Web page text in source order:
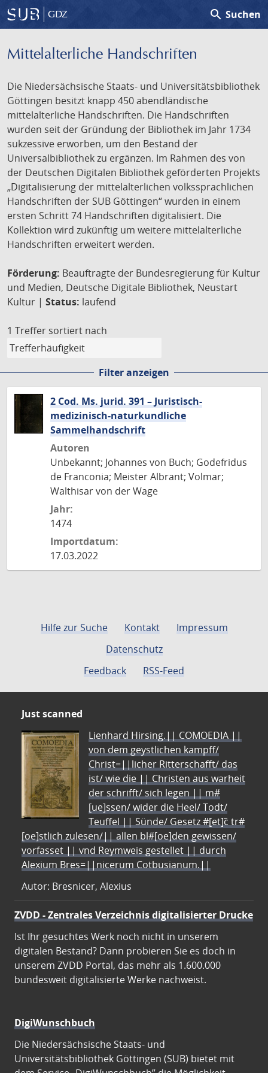
GDZ search Suchen
Mittelalterliche Handschriften
Die Niedersächsische Staats- und Universitätsbibliothek
Göttingen besitzt knapp 450 abendländische
mittelalterliche Handschriften. Die Handschriften
wurden seit der Gründung der Bibliothek im Jahr 1734
sukzessive erworben, um den Bestand der
Universalbibliothek zu ergänzen. Im Rahmen des von
der Deutschen Digitalen Bibliothek geförderten Projekts
„Digitalisierung der mittelalterlichen volkssprachlichen
Handschriften der SUB Göttingen“ wurden in einem
ersten Schritt 74 Handschriften digitalisiert. Die
Kollektion wird zukünftig um weitere mittelalterliche
Handschriften erweitert werden.
Förderung: Beauftragte der Bundesregierung für Kultur
und Medien, Deutsche Digitale Bibliothek, Neustart
Kultur | Status: laufend
1 Treffer sortiert nach
Filter anzeigen
2 Cod. Ms. jurid. 391 – Juristisch-
medizinisch-naturkundliche
Sammelhandschrift
Autoren
Unbekannt; Johannes von Buch; Godefridus
de Franconia; Meister Albrant; Volmar;
Walthisar von der Wage
Jahr:
1474
Importdatum:
17.03.2022
Hilfe zur Suche Kontakt
Impressum
Datenschutz
Feedback
RSS-Feed
Just scanned
Lienhard Hirsing.|| COMOEDIA ||
von dem geystlichen kampff/
Christ=||licher Ritterschafft/ das
ist/ wie die || Christen aus warheit
der schrifft/ sich legen || m#
[ue]ssen/ wider die Heel/ Todt/
Teuffel || Sünde/ Gesetz #[et]c̃ tr#
[oe]stlich zulesen/|| allen bl#[oe]den gewissen/
vorfasset || vnd Reymweis gestellet || durch
Alexium Bres=||nicerum Cotbusianum.||
Autor: Bresnicer, Alexius
ZVDD - Zentrales Verzeichnis digitalisierter Drucke
Ist Ihr gesuchtes Werk noch nicht in unserem
digitalen Bestand? Dann probieren Sie es doch in
unserem ZVDD Portal, das mehr als 1.600.000
bundesweit digitalisierte Werke nachweist.
DigiWunschbuch
Die Niedersächsische Staats- und
Universitätsbibliothek Göttingen (SUB) bietet mit